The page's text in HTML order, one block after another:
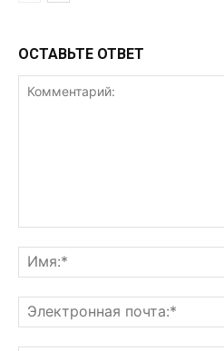
ОСТАВЬТЕ ОТВЕТ